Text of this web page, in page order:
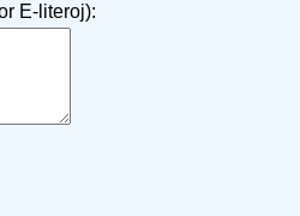
E-literoj):